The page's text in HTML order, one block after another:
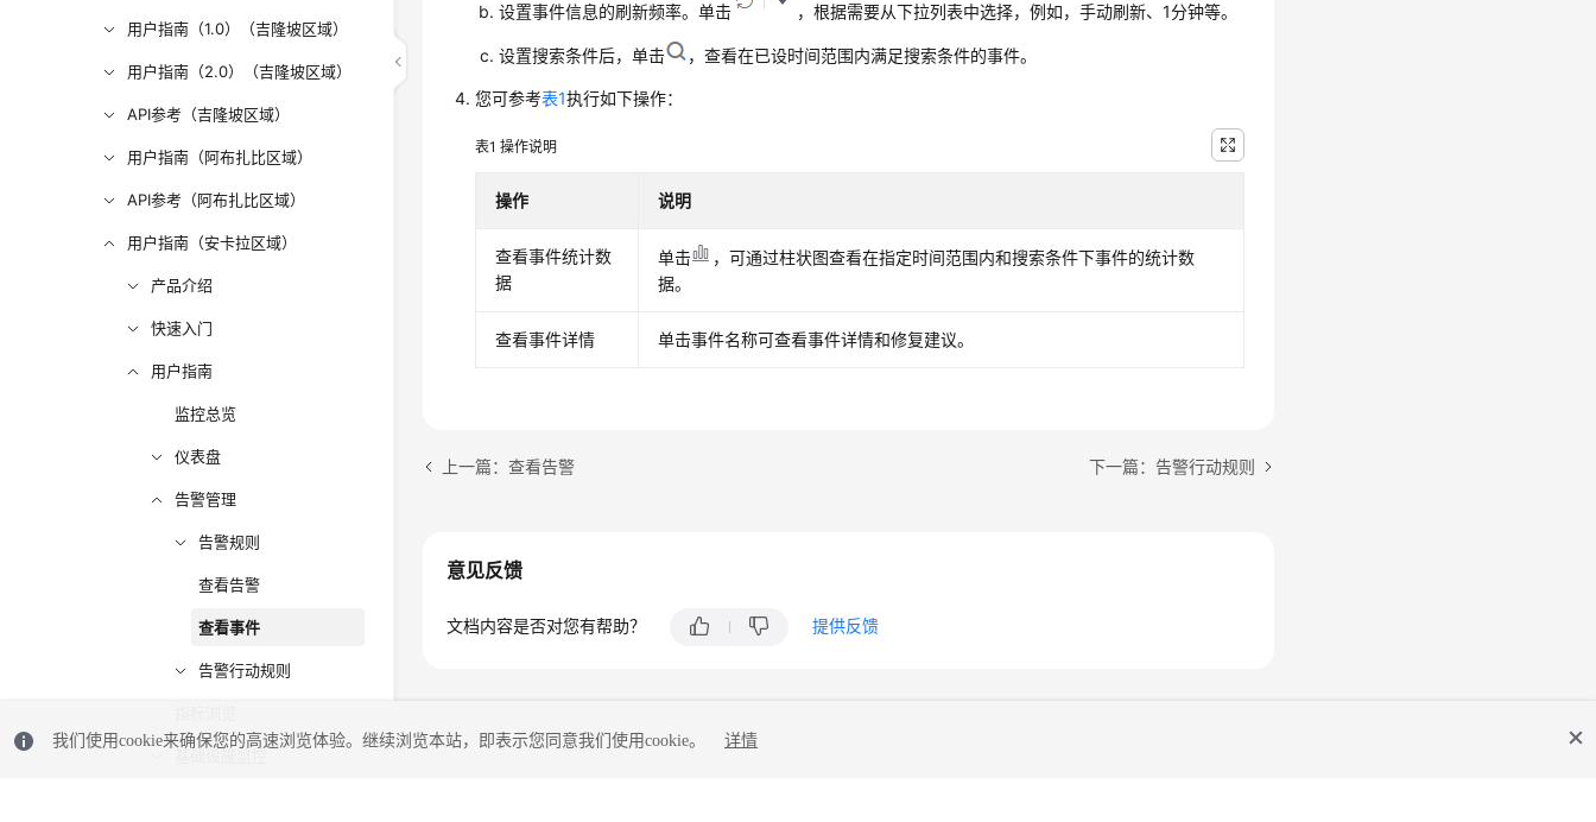
用户指南（1.0）（吉隆坡区域）
用户指南（2.0）（吉隆坡区域）
API参考（吉隆坡区域）
用户指南（阿布扎比区域）
API参考（阿布扎比区域）
用户指南（安卡拉区域）
产品介绍
快速入门
用户指南
监控总览
仪表盘
告警管理
告警规则
查看告警
查看事件
告警行动规则
设置事件信息的刷新频率。单击 ，根据需要从下拉列表中选择，例如，手动刷新、1分钟等。
设置搜索条件后，单击 ，查看在已设时间范围内满足搜索条件的事件。
您可参考表1执行如下操作：
表1操作说明
操作 说明
查看事件统计数
据
单击
，可通过柱状图查看在指定时间范围内和搜索条件下事件的统计数
据。
查看事件详情 单击事件名称可查看事件详情和修复建议。
上一篇：查看告警 下一篇：告警行动规则
意见反馈
文档内容是否对您有帮助？ 提供反馈
我们使用cookie来确保您的高速浏览体验。继续浏览本站，即表示您同意我们使用cookie。 详情